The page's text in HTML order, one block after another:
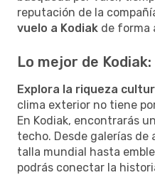
reputación de la
vuelo a Kodiak de forma
Lo mejor de
Explora la riqueza
clima exterior no tiene
En Kodiak, encontrarás
techo. Desde galerías de
talla mundial hasta
podrás conectar la